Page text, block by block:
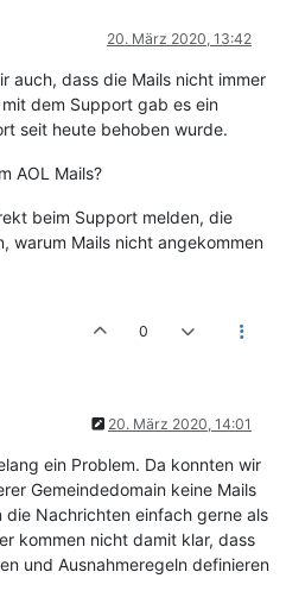
20. März 2020, 13:42
auch, dass die Mails nicht immer
dem Support gab es ein
seit heute behoben wurde.
AOL Mails?
beim Support melden, die
warum Mails nicht angekommen
0
20. März 2020, 14:01
ein Problem. Da konnten wir
Gemeindedomain keine Mails
die Nachrichten einfach gerne als
kommen nicht damit klar, dass
und Ausnahmeregeln definieren